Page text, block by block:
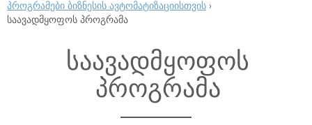
პროგრამები ბიზნესის ავტომატიზაციისთვის ›
საავადმყოფოს პროგრამა
საავადმყოფოს
პროგრამა